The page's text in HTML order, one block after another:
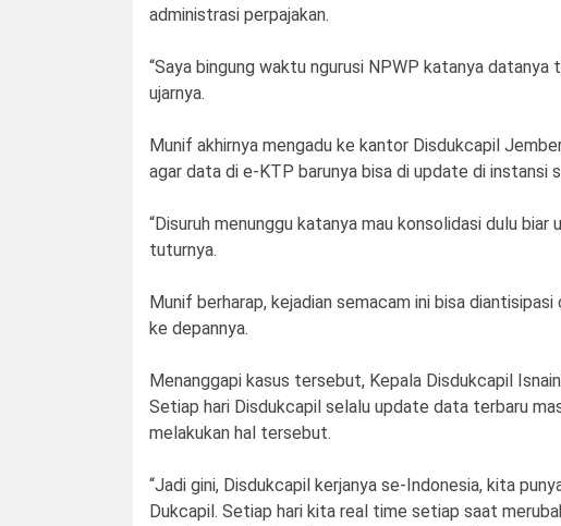
administrasi perpajakan.
“Saya bingung waktu ngurusi NPWP katanya
ujarnya.
Munif akhirnya mengadu ke kantor Disdukcapil
agar data di e-KTP barunya bisa di update di instansi
“Disuruh menunggu katanya mau konsolidasi dulu
tuturnya.
Munif berharap, kejadian semacam ini bisa
ke depannya.
Menanggapi kasus tersebut, Kepala Disdukcapil
Setiap hari Disdukcapil selalu update data terbaru
melakukan hal tersebut.
“Jadi gini, Disdukcapil kerjanya se-Indonesia, kita
Dukcapil. Setiap hari kita real time setiap saat